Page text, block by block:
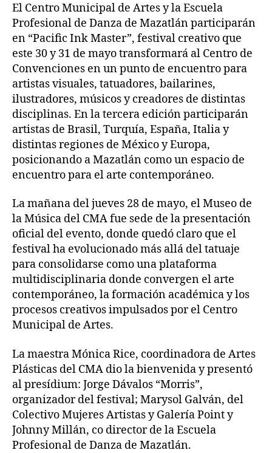
El Centro Municipal de Artes y la Escuela
Profesional de Danza de Mazatlán participarán
en “Pacific Ink Master”, festival creativo que
este 30 y 31 de mayo transformará al Centro de
Convenciones en un punto de encuentro para
artistas visuales, tatuadores, bailarines,
ilustradores, músicos y creadores de distintas
disciplinas. En la tercera edición participarán
artistas de Brasil, Turquía, España, Italia y
distintas regiones de México y Europa,
posicionando a Mazatlán como un espacio de
encuentro para el arte contemporáneo.
La mañana del jueves 28 de mayo, el Museo de
la Música del CMA fue sede de la presentación
oficial del evento, donde quedó claro que el
festival ha evolucionado más allá del tatuaje
para consolidarse como una plataforma
multidisciplinaria donde convergen el arte
contemporáneo, la formación académica y los
procesos creativos impulsados por el Centro
Municipal de Artes.
La maestra Mónica Rice, coordinadora de Artes
Plásticas del CMA dio la bienvenida y presentó
al presídium: Jorge Dávalos “Morris”,
organizador del festival; Marysol Galván, del
Colectivo Mujeres Artistas y Galería Point y
Johnny Millán, co director de la Escuela
Profesional de Danza de Mazatlán.